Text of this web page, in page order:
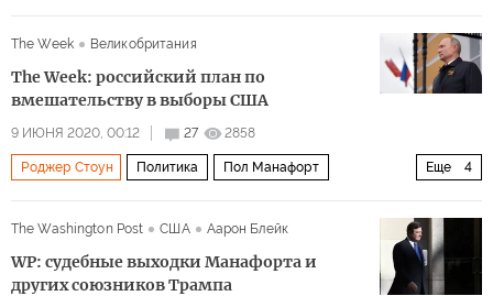
The Week
Великобритания
The Week: российский план по
вмешательству в выборы США
9 ИЮНЯ 2020, 00:12 27 2858
Еще 4
Роджер Стоун Политика Пол Манафорт
The Washington Post США Аарон Блейк
WP: судебные выходки Манафорта и
других союзников Трампа